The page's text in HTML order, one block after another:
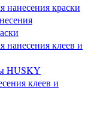
нанесения краски
нанесения клеев и
HUSKY
клеев и